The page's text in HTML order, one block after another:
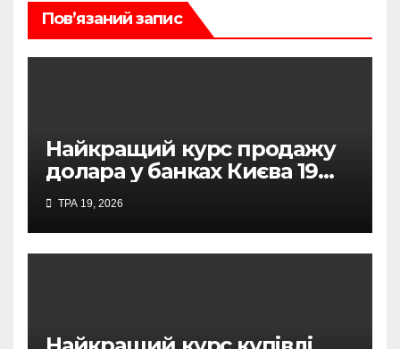
Пов’язаний запис
Найкращий курс продажу
долара у банках Києва 19
травня 2026
ТРА 19, 2026